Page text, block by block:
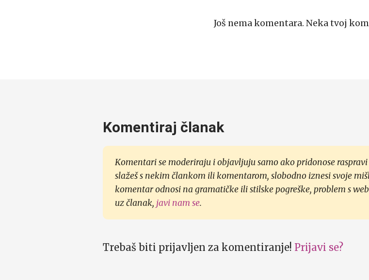
Još nema komentara. Neka tvoj
Komentiraj članak
Komentari se moderiraju i objavljuju samo ako pridonose
slažeš s nekim člankom ili komentarom, slobodno iznesi svoje
komentar odnosi na gramatičke ili stilske pogreške, problem s
uz članak, javi nam se.
Trebaš biti prijavljen za komentiranje! Prijavi se?